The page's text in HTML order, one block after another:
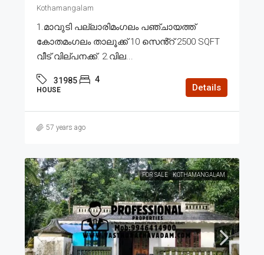
Kothamangalam
1.മാവുടി പല്ലാരിമംഗലം പഞ്ചായത്ത്
കോതമംഗലം താലൂക്ക് 10 സെൻ്റ് 2500 SQFT
വീട് വില്പനക്ക്. 2.വില...
31985 4
HOUSE Details
57 years ago
FOR SALE KOTHAMANGALAM